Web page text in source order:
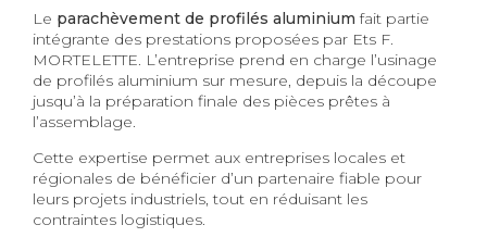
Le parachèvement de profilés aluminium fait partie
intégrante des prestations proposées par Ets F.
MORTELETTE. L’entreprise prend en charge l’usinage
de profilés aluminium sur mesure, depuis la découpe
jusqu’à la préparation finale des pièces prêtes à
l’assemblage.
Cette expertise permet aux entreprises locales et
régionales de bénéficier d’un partenaire fiable pour
leurs projets industriels, tout en réduisant les
contraintes logistiques.